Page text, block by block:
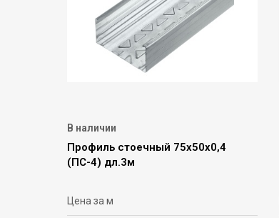
В наличии
Профиль стоечный 75х50х0,4
(ПС-4) дл.3м
Цена за м